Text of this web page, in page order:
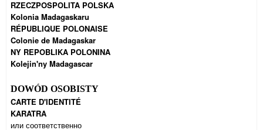
RZECZPOSPOLITA POLSKA
Kolonia Madagaskaru
RÉPUBLIQUE POLONAISE
Colonie de Madagaskar
NY REPOBLIKA POLONINA
Kolejin'ny Madagascar
DOWÓD OSOBISTY
CARTE D'IDENTITÉ
KARATRA
или соответственно